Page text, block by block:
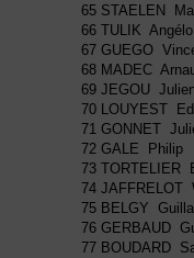
65 STAELEN
66 TULIK
67 GUEGO
68 MADEC
69 JEGOU
70 LOUYEST
71 GONNET
72 GALE
73
74
75 BELGY
76 GERBAUD
77